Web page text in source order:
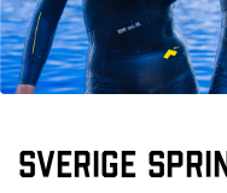
Sverige